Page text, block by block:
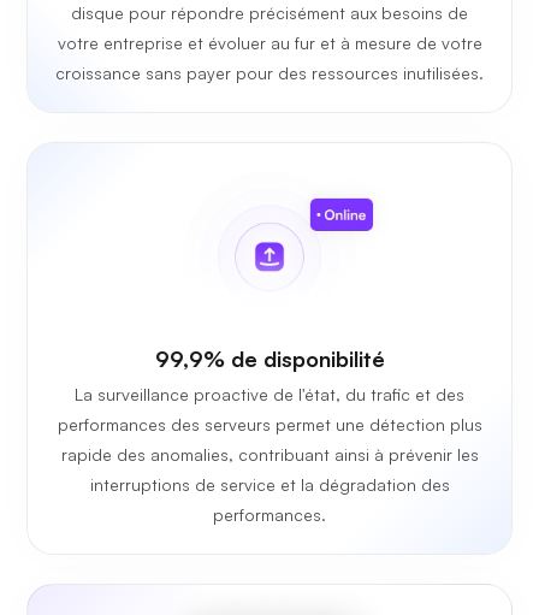
disque pour répondre précisément aux besoins de
votre entreprise et évoluer au fur et à mesure de votre
croissance sans payer pour des ressources inutilisées.
99,9% de disponibilité
La surveillance proactive de l'état, du trafic et des
performances des serveurs permet une détection plus
rapide des anomalies, contribuant ainsi à prévenir les
interruptions de service et la dégradation des
performances.